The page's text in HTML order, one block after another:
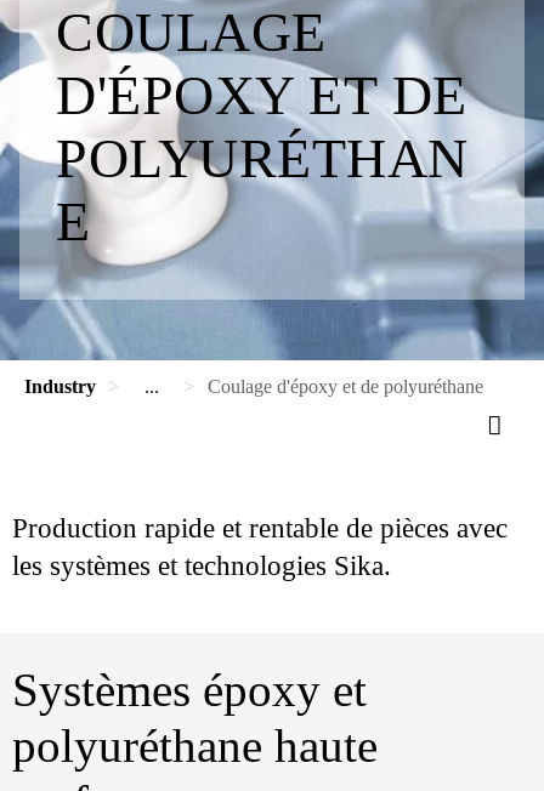
COULAGE
D'ÉPOXY ET DE
POLYURÉTHAN
E
Industry ... Coulage d'époxy et de polyuréthane
Production rapide et rentable de pièces avec
les systèmes et technologies Sika.
Systèmes époxy et
polyuréthane haute